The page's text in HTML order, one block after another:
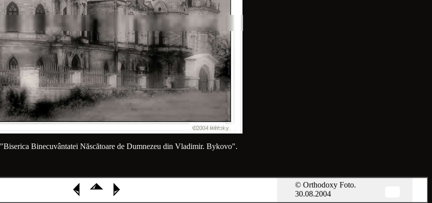
"Biserica Binecuvântatei Născătoare de Dumnezeu din Vladimir. Bykovo".
© Orthodoxy Foto.
30.08.2004